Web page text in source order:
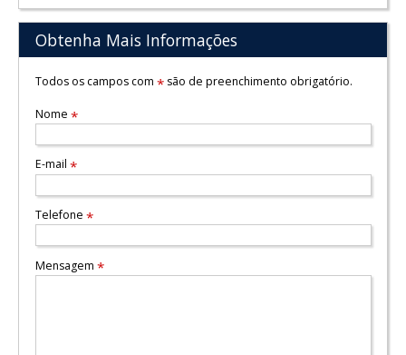
Obtenha Mais Informações
Todos os campos com *são de preenchimento obrigatório.
Nome *
E-mail *
Telefone *
Mensagem *